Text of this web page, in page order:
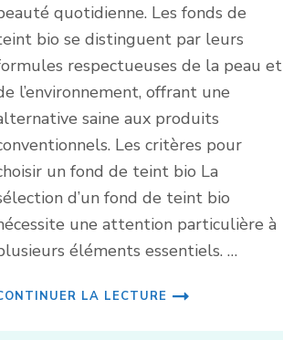
quotidienne. Les fonds de
bio se distinguent par leurs
respectueuses de la peau et
l’environnement, offrant une
saine aux produits
Les critères pour
un fond de teint bio La
d’un fond de teint bio
une attention particulière à
éléments essentiels. …
LA LECTURE